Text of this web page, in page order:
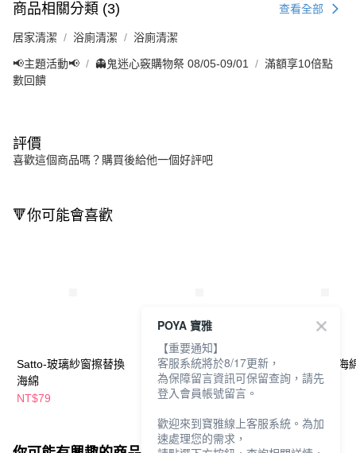
商品相關分類 (3) 查看全部
居家清潔 浴廁清潔 浴廁清潔
📢主題活動📢 👻鬼迷心竅購物祭 08/05-09/01
滿額享10倍點
數回饋
評價
喜歡這個商品嗎？購買後給他一個好評吧
🔻你可能會喜歡
Satto-玻璃紗窗擦替換
海綿
NT$79
LEC日製浴室用清潔海
綿-2入
NT$69
TOWA 不織布海
層
POYA 寶雅
【重要通知】
客服系統將於8/17更新，
為保障留言資訊可保留查詢，請先
登入會員帳號留言。
歡迎來到寶雅線上客服系統。為加
速處理您的需求，